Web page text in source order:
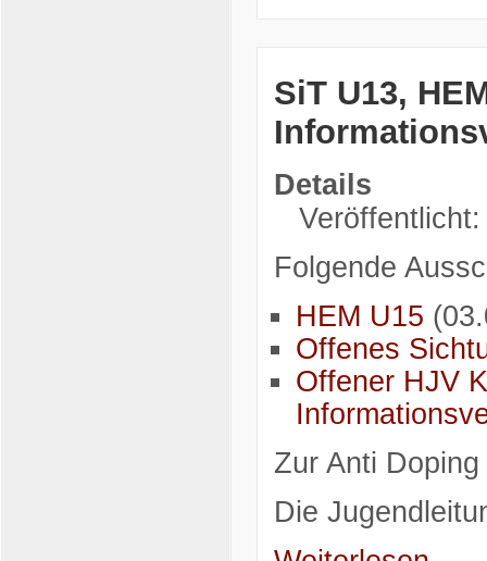
SiT U13,
Details
Folgende
HEM U15
Offenes
Offener HJV
Zur Anti
Die